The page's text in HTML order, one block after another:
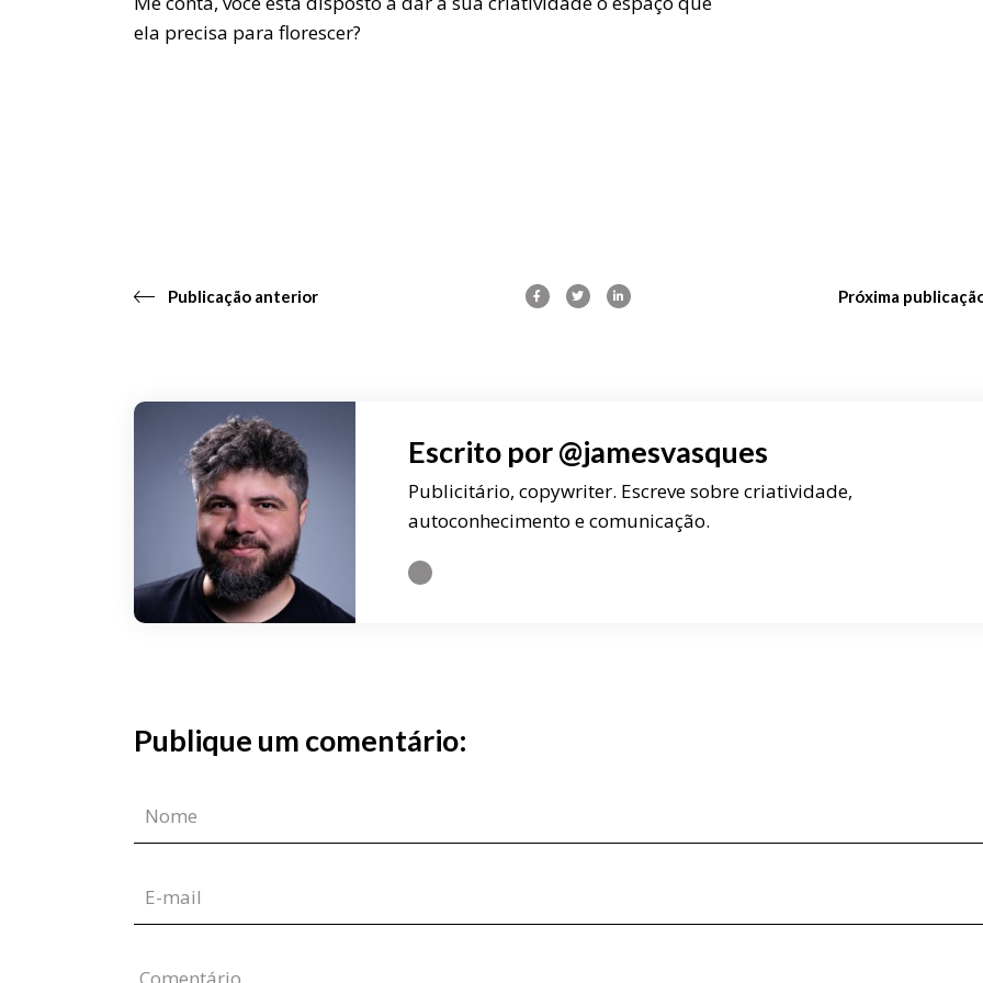
ela precisa para florescer?
Publicação anterior Próxima
Escrito por@jamesvasques
Publicitário, copywriter. Escreve sobre criatividade,
autoconhecimento e comunicação.
Publique um comentário:
Comentário